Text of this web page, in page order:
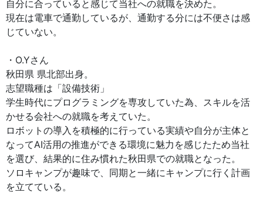
自分に合っていると感じて当社への就職を決めた。
現在は電車で通勤しているが、通勤する分には不便さは感
じていない。
・O.Yさん
秋田県 県北部出身。
志望職種は「設備技術」
学生時代にプログラミングを専攻していた為、スキルを活
かせる会社への就職を考えていた。
ロボットの導入を積極的に行っている実績や自分が主体と
なってAI活用の推進ができる環境に魅力を感じたため当社
を選び、結果的に住み慣れた秋田県での就職となった。
ソロキャンプが趣味で、同期と一緒にキャンプに行く計画
を立てている。